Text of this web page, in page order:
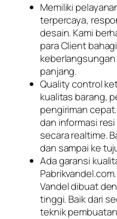
Memiliki
terpercaya,
desain. Kami
para Client
panjang.
Quality control
kualitas barang,
pengiriman
dan informasi
secara realtime.
dan sampai ke
Ada garansi
Vandel dibuat
tinggi. Baik dari
teknik